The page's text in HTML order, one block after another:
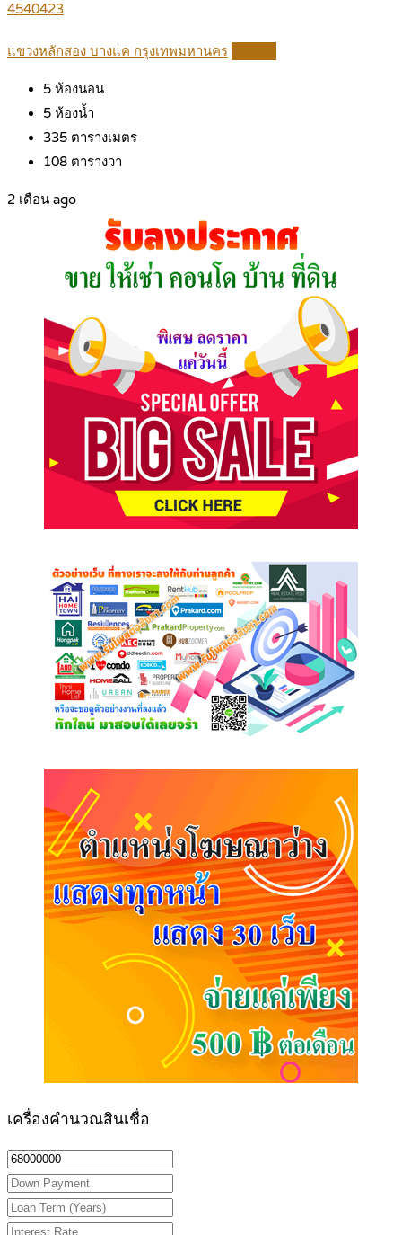
4540423
แขวงหลักสอง บางแค กรุงเทพมหานคร
5 ห้องนอน
5 ห้องน้ำ
335 ตารางเมตร
108 ตารางวา
2 เดือน ago
เครื่องคำนวณสินเชื่อ